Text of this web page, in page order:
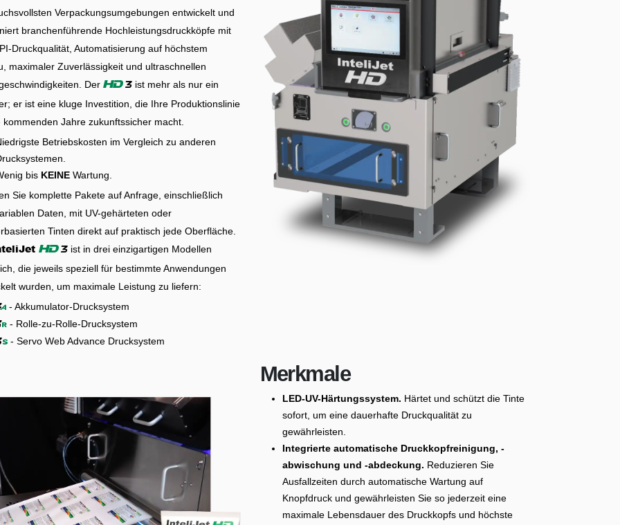
Verpackungsumgebungen entwickelt und
branchenführende Hochleistungsdruckköpfe mit
Druckqualität, Automatisierung auf höchstem
maximaler Zuverlässigkeit und ultraschnellen
Der HD3ist mehr als nur ein
er ist eine kluge Investition, die Ihre Produktionslinie
kommenden Jahre zukunftssicher macht.
Betriebskosten im Vergleich zu anderen
bis KEINE Wartung.
Sie komplette Pakete auf Anfrage, einschließlich
Daten, mit UV-gehärteten oder
Tinten direkt auf praktisch jede Oberfläche.
HD3ist in drei einzigartigen Modellen
die jeweils speziell für bestimmte Anwendungen
wurden, um maximale Leistung zu liefern:
a- Akkumulator-Drucksystem
r - Rolle-zu-Rolle-Drucksystem
s - Servo Web Advance Drucksystem
Merkmale
LED-UV-Härtungssystem. Härtet und schützt die Tinte
sofort, um eine dauerhafte Druckqualität zu
gewährleisten.
Integrierte automatische Druckkopfreinigung, -
abwischung und -abdeckung. Reduzieren Sie
Ausfallzeiten durch automatische Wartung auf
Knopfdruck und gewährleisten Sie so jederzeit eine
maximale Lebensdauer des Druckkopfs und höchste